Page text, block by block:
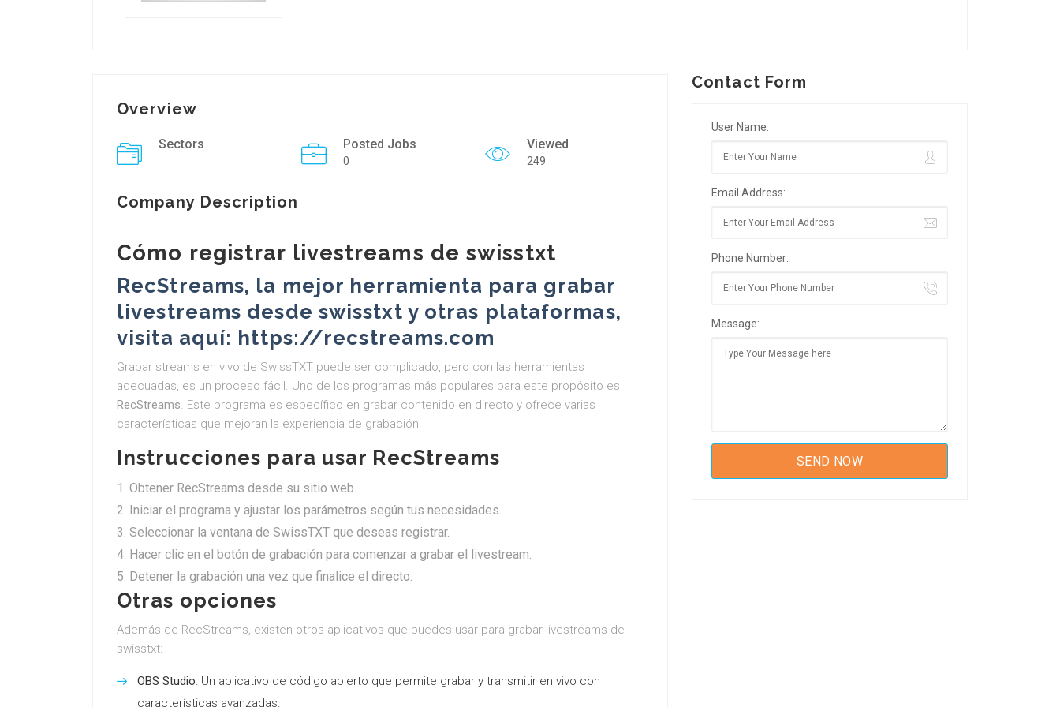
Overview
Sectors Posted Jobs
0
Viewed
249
Company Description
Cómo registrar livestreams de swisstxt
RecStreams, la mejor herramienta para grabar
livestreams desde swisstxt y otras plataformas,
visita aquí: https://recstreams.com
Grabar streams en vivo de SwissTXT puede ser complicado, pero con las herramientas
adecuadas, es un proceso fácil. Uno de los programas más populares para este propósito es
RecStreams. Este programa es específico en grabar contenido en directo y ofrece varias
características que mejoran la experiencia de grabación.
Instrucciones para usar RecStreams
Obtener RecStreams desde su sitio web.
Iniciar el programa y ajustar los parámetros según tus necesidades.
Seleccionar la ventana de SwissTXT que deseas registrar.
Hacer clic en el botón de grabación para comenzar a grabar el livestream.
Detener la grabación una vez que finalice el directo.
Otras opciones
Además de RecStreams, existen otros aplicativos que puedes usar para grabar livestreams de
swisstxt:
OBS Studio: Un aplicativo de código abierto que permite grabar y transmitir en vivo con
características avanzadas.
Contact Form
User Name:
Email Address:
Phone Number:
Message: